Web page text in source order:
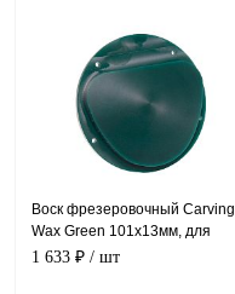
Воск фрезеровочный Carving
Wax Green 101х13мм, для
Amann Girrbach CAM/CAM
1 633 ₽ / шт